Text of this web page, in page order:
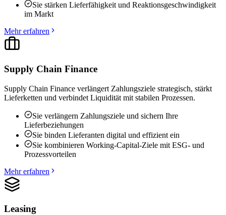
Sie stärken Lieferfähigkeit und Reaktionsgeschwindigkeit
im Markt
Mehr erfahren
Supply Chain Finance
Supply Chain Finance verlängert Zahlungsziele strategisch, stärkt
Lieferketten und verbindet Liquidität mit stabilen Prozessen.
Sie verlängern Zahlungsziele und sichern Ihre
Lieferbeziehungen
Sie binden Lieferanten digital und effizient ein
Sie kombinieren Working-Capital-Ziele mit ESG- und
Prozessvorteilen
Mehr erfahren
Leasing